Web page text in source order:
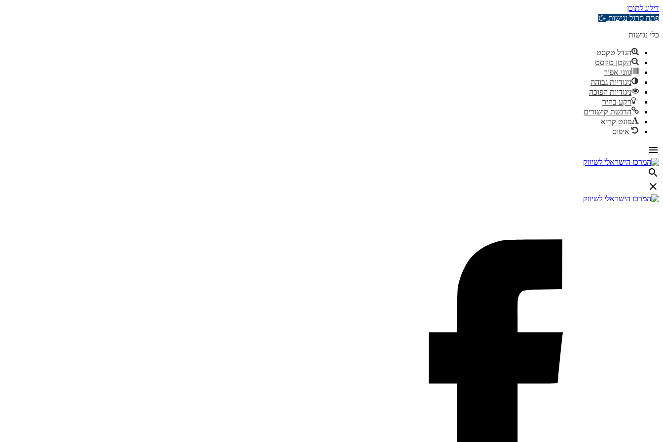
דילוג לתוכן
פתח סרגל נגישות
כלי נגישות
הגדל טקסט
הקטן טקסט
גווני אפור
ניגודיות גבוהה
ניגודיות הפוכה
רקע בהיר
הדגשת קישורים
פונט קריא
איפוס